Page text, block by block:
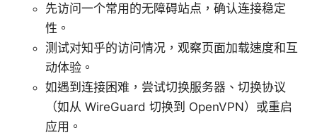
先访问一个常用的无障碍站点，确认连接稳定
性。
测试对知乎的访问情况，观察页面加载速度和互
动体验。
如遇到连接困难，尝试切换服务器、切换协议
（如从 WireGuard 切换到 OpenVPN）或重启
应用。